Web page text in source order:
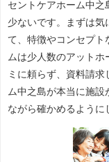
セントケアホーム中之
少ないです。まずは気
て、特徴やコンセプト
ムは少人数のアット
ミに頼らず、資料請
ム中之島が本当に施
ながら確かめるように